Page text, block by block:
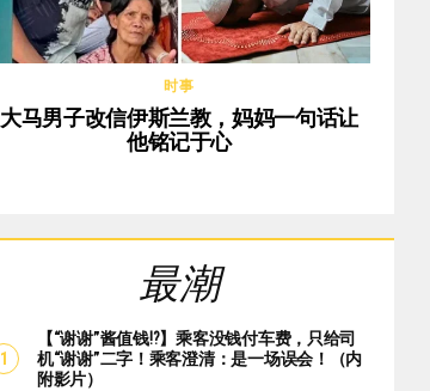
时事
大马男子改信伊斯兰教，妈妈一句话让
他铭记于心
最潮
【“谢谢”酱值钱⁉️】乘客没钱付车费，只给司
机“谢谢”二字！乘客澄清：是一场误会！（内
附影片）